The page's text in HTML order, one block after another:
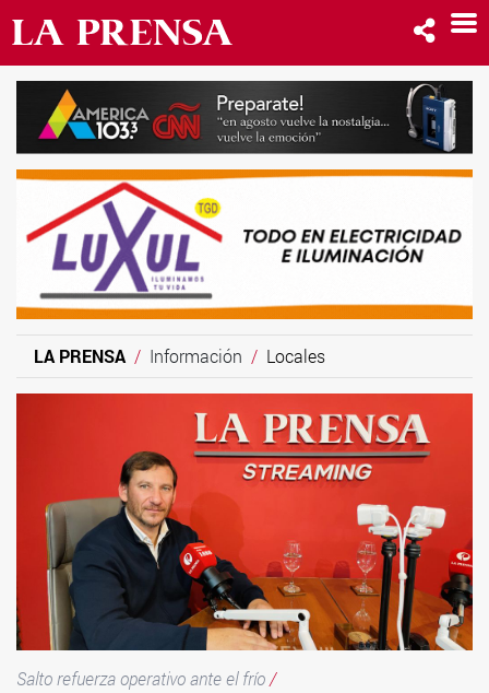
LA PRENSA Información Locales
Salto refuerza operativo ante el frío/